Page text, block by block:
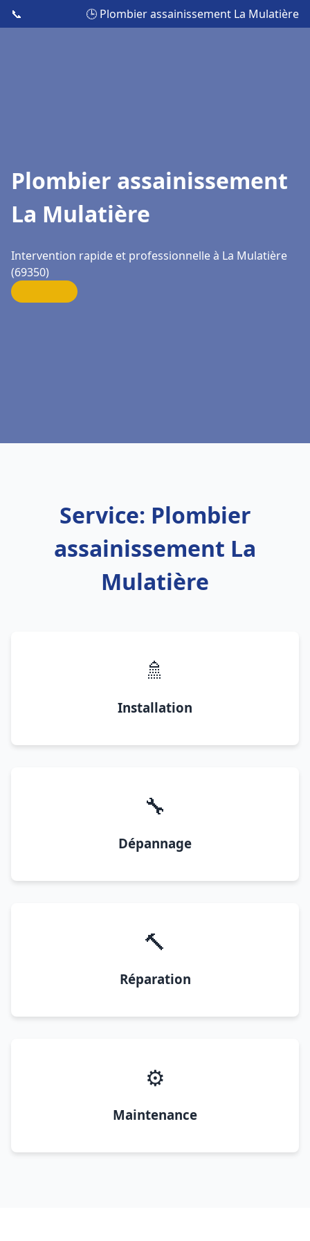
📞 🕒 Plombier assainissement La Mulatière
Plombier assainissement
La Mulatière
Intervention rapide et professionnelle à La Mulatière
(69350)
Service: Plombier
assainissement La
Mulatière
🚿
Installation
🔧
Dépannage
🔨
Réparation
⚙️
Maintenance